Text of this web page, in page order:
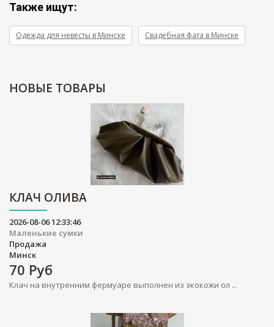
Также ищут:
Одежда для невесты в Минске Свадебная фата в Минске
НОВЫЕ ТОВАРЫ
КЛАЧ ОЛИВА
2026-08-06 12:33:46
Маленькие сумки
Продажа
Минск
70 Руб
Клач на внутренним фермуаре выполнен из экокожи ол ...